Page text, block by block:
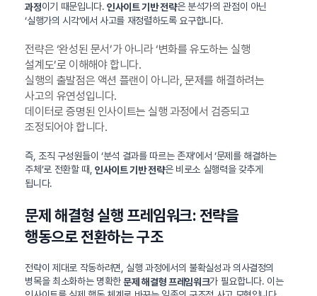
과정이기 때문입니다.인사이트 기반 전략은 분석가의 관점이 아닌
‘실행가의 시각’에서 사고를 재정렬하도록 요구합니다.
전략은 ‘완성된 문서’가 아니라 ‘변화를 유도하는 실행
설계도’로 이해해야 합니다.
실행의 출발점은 액션 플랜이 아니라, 문제를 해결하려는
사고의 유연성입니다.
데이터로 증명된 인사이트는 실행 과정에서 검증되고
조정되어야 합니다.
즉, 조직 구성원들이 ‘분석 결과를 따르는 존재’에서 ‘문제를 해결하는
주체’로 전환할 때,인사이트 기반 전략은 비로소 실행력을 갖추게
됩니다.
문제 해결형 실행 프레임워크: 전략을
행동으로 전환하는 구조
전략이 제대로 작동하려면, 실행 과정에서의 불확실성과 의사결정의
병목을 최소화하는 명확한문제 해결형 프레임워크가 필요합니다. 이는